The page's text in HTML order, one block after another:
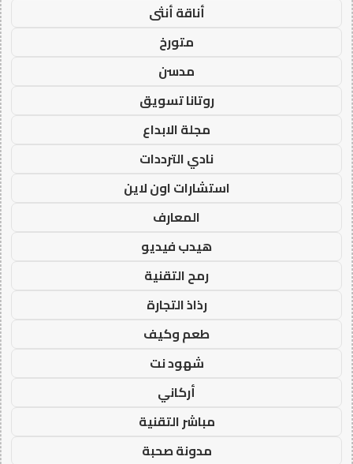
أناقة أنثى
متورخ
مدسن
روتانا تسويق
مجلة الابداع
نادي الترددات
استشارات اون لاين
المعارف
هيدب فيديو
رمح التقنية
رذاذ التجارة
طعم وكيف
شهود نت
أركاني
مباشر التقنية
مدونة صحبة